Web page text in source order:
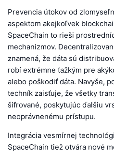
Prevencia útokov od
aspektom akejkoľvek
SpaceChain to rieši
mechanizmov.
znamená, že dáta sú
robí extrémne ťažkým pre
alebo poškodiť dáta. Navyše,
techník zaisťuje, že všetky
šifrované, poskytujúc ďalšiu
neoprávnenému prístupu.
Integrácia vesmírnej
SpaceChain tiež otvára nové